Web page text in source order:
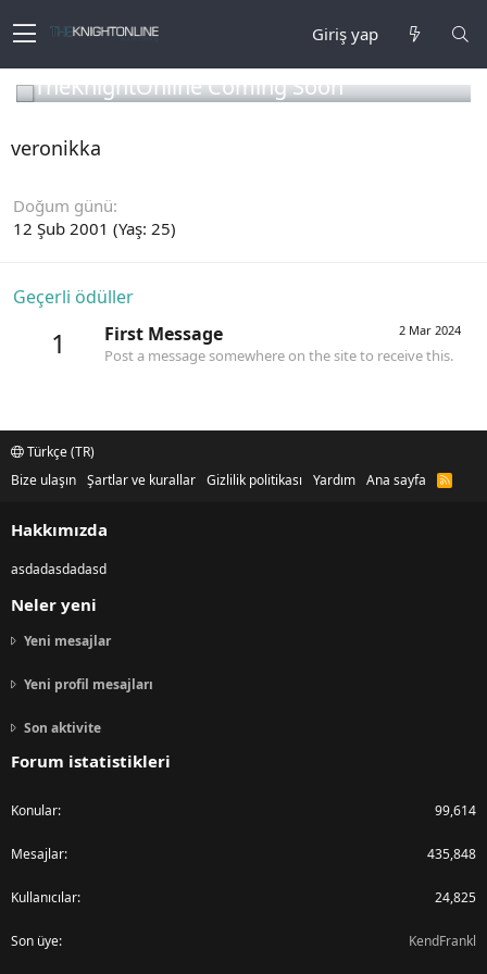
Giriş yap
TheKnightOnline Coming Soon
veronikka
Doğum günü
12 Şub 2001 (Yaş: 25)
Geçerli ödüller
1 2 Mar 2024
First Message
Post a message somewhere on the site to receive this.
Türkçe (TR)
Bize ulaşın Şartlar ve kurallar Gizlilik politikası Yardım Ana sayfa
R
Hakkımızda
asdadasdadasd
Neler yeni
Yeni mesajlar
Yeni profil mesajları
Son aktivite
Forum istatistikleri
Konular 99,614
Mesajlar 435,848
Kullanıcılar 24,825
Son üye KendFrankl